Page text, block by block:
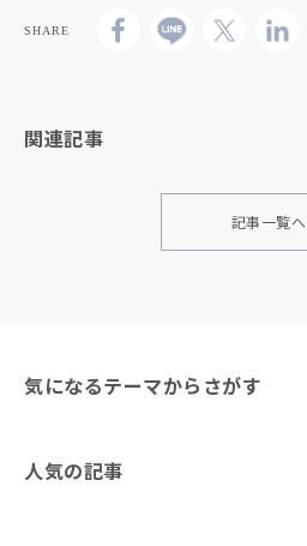
SHARE
関連記事
記事一覧へ
気になるテーマからさがす
人気の記事